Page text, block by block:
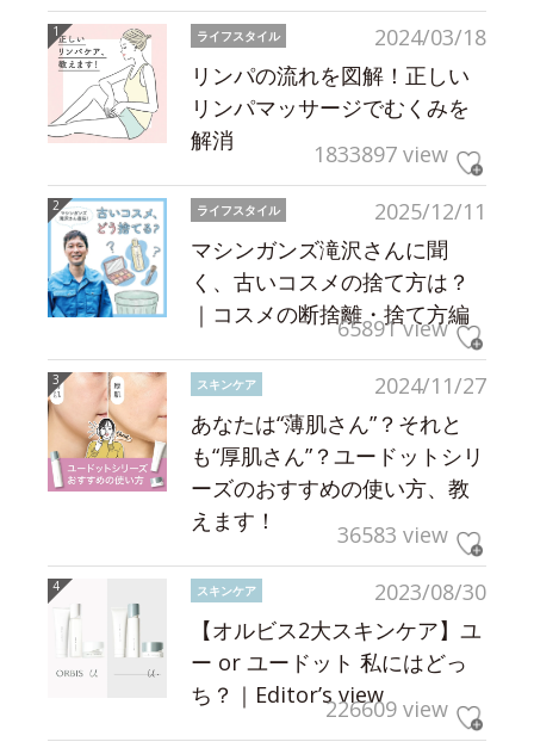
2024/03/18
ライフスタイル
リンパの流れを図解！正しい
リンパマッサージでむくみを
解消
1833897 view
2025/12/11
ライフスタイル
マシンガンズ滝沢さんに聞
く、古いコスメの捨て方は？
｜コスメの断捨離・捨て方編
65891 view
2024/11/27
スキンケア
あなたは“薄肌さん”？それと
も“厚肌さん”？ユードットシリ
ーズのおすすめの使い方、教
えます！
36583 view
2023/08/30
スキンケア
【オルビス2大スキンケア】ユ
ー or ユードット 私にはどっ
ち？｜Editor’s view226609 view